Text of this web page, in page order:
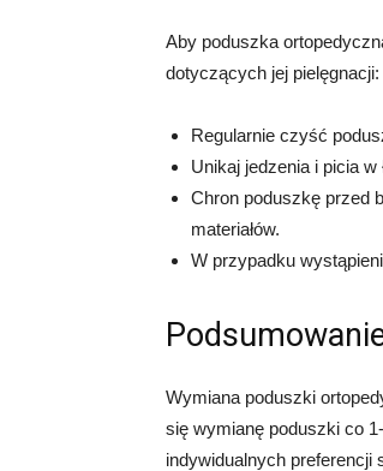
Aby poduszka
dotyczących jej pielęgnacji:
Regularnie czyść
Unikaj jedzenia i picia
Chron poduszkę przed
materiałów.
W przypadku
Wymiana poduszki
się wymianę poduszki co
indywidualnych preferencji